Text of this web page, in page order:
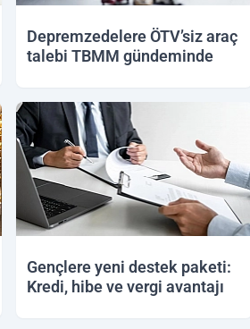
Depremzedelere ÖTV’siz araç
talebi TBMM gündeminde
Gençlere yeni destek paketi:
Kredi, hibe ve vergi avantajı